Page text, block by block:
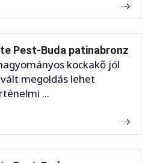
Pest-Buda patinabronz
kockakő jól
megoldás lehet
...